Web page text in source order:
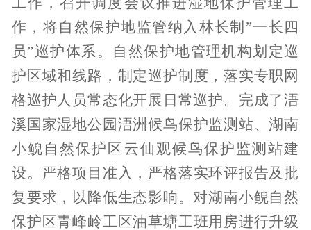
作，将 自然保护地监管纳入林长制 ”一长四
员”巡护体系。自然保护地管理机构划定巡
护区域和线路，制定巡护制度，落实专职网
格巡护人员常态化开展日常巡护。 完成了浯
溪国家湿地公园 浯洲候鸟保护监测站、湖南
小鲵自然保护区 云仙观候鸟保护监测站建
设。
严格项目准入，严格落实环评报告及批
复要求，以降低生态影响。对湖南小鲵自然
保护区青峰岭工区油草塘工班用房进行升级